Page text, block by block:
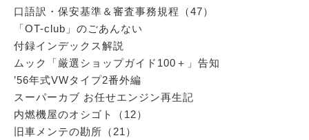
口語訳・保安基準＆審査事務規程（47）
「OT-club」のごあんない
付録インデックス解説
ムック「厳選ショップガイド100＋」告知
’56年式VWタイプ2番外編
スーパーカブ お任せエンジン再生記
内燃機屋のオシゴト（12）
旧車メンテの勘所（21）